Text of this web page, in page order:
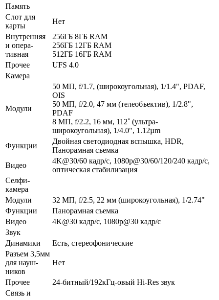
Память
Слот для
карты
Нет
Внутрен­няя
и опера­
тивная
256ГБ 8ГБ RAM
256ГБ 12ГБ RAM
512ГБ 16ГБ RAM
Прочее
UFS 4.0
Камера
Модули
50 МП, f/1.7, (широкоугольная), 1/1.4", PDAF,
OIS
50 МП, f/2.0, 47 мм (телеобъектив), 1/2.8",
PDAF
8 МП, f/2.2, 16 мм, 112˚ (ультра­
широкоугольная), 1/4.0", 1.12µm
Функ­ции
Двойная светодиодная вспышка, HDR,
Панорамная съемка
Видео
4K@30/60 кадр/с, 1080p@30/60/120/240 кадр/с,
оптическая стабилизация
Селфи-
камера
Модули
32 МП, f/2.5, 22 мм (широкоугольная), 1/2.74"
Функ­ции
Панорамная съемка
Видео
4K@30 кадр/с, 1080p@30 кадр/с
Звук
Динамики
Есть, стереофонические
Разъем 3,5мм
для науш­
ников
Нет
Прочее
24-битный/192кГц-овый Hi-Res звук
Связь и